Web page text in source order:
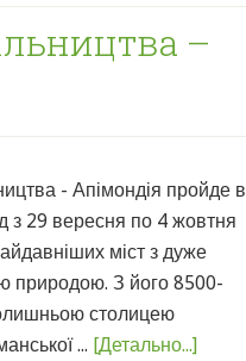
–
- Апімондія пройде в
з 29 вересня по 4 жовтня
міст з дуже
природою. З його 8500-
столицею
... [Детально...]